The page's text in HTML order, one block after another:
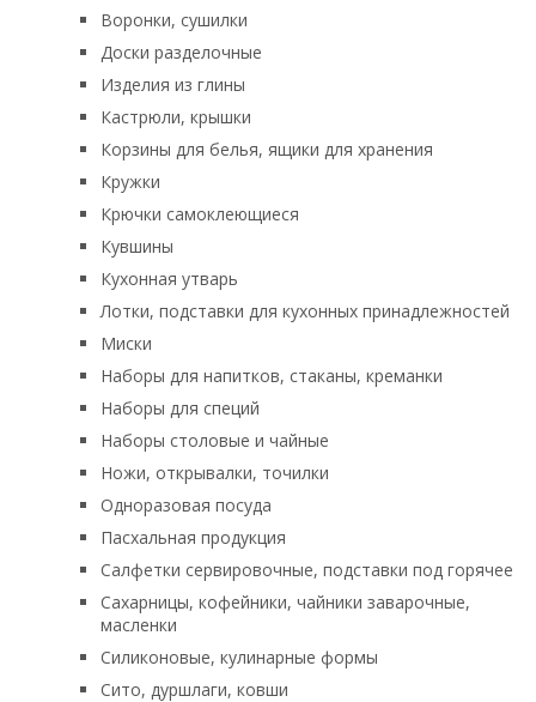
Воронки, сушилки
Доски разделочные
Изделия из глины
Кастрюли, крышки
Корзины для белья, ящики для хранения
Кружки
Крючки самоклеющиеся
Кувшины
Кухонная утварь
Лотки, подставки для кухонных принадлежностей
Миски
Наборы для напитков, стаканы, креманки
Наборы для специй
Наборы столовые и чайные
Ножи, открывалки, точилки
Одноразовая посуда
Пасхальная продукция
Салфетки сервировочные, подставки под горячее
Сахарницы, кофейники, чайники заварочные,
масленки
Силиконовые, кулинарные формы
Сито, дуршлаги, ковши